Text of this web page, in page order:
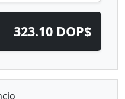
323.10 DOP$